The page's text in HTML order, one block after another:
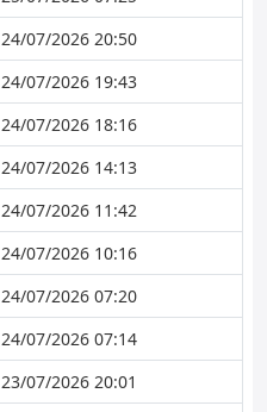
24/07/2026 20:50
24/07/2026 19:43
24/07/2026 18:16
24/07/2026 14:13
24/07/2026 11:42
24/07/2026 10:16
24/07/2026 07:20
24/07/2026 07:14
23/07/2026 20:01